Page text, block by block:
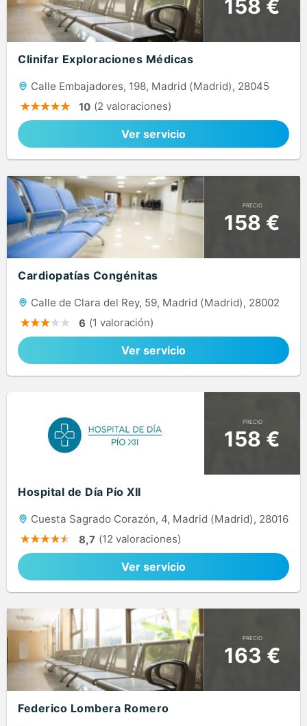
158 €
Clinifar Exploraciones Médicas
Calle Embajadores, 198, Madrid (Madrid), 28045
10 (2 valoraciones)
Ver servicio
PRECIO
158 €
Cardiopatías Congénitas
Calle de Clara del Rey, 59, Madrid (Madrid), 28002
6 (1 valoración)
Ver servicio
PRECIO
158 €
Hospital de Día Pío XII
Cuesta Sagrado Corazón, 4, Madrid (Madrid), 28016
8,7 (12 valoraciones)
Ver servicio
PRECIO
163 €
Federico Lombera Romero